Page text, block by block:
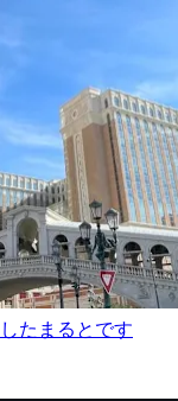
たまるとです